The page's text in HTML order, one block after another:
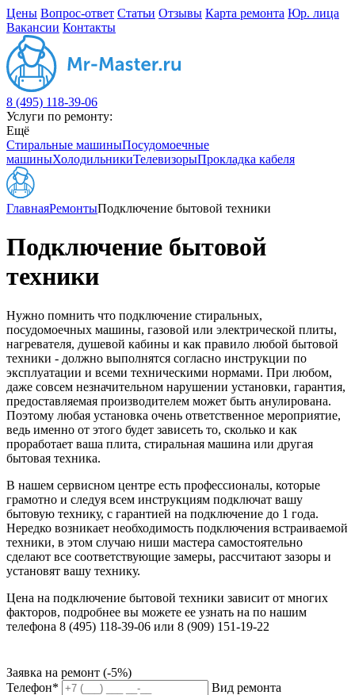
Цены Вопрос-ответ Статьи Отзывы Карта ремонта Юр. лица
Вакансии Контакты
8 (495) 118-39-06
Услуги по ремонту:
Ещё
Стиральные машиныПосудомоечные
машиныХолодильникиТелевизорыПрокладка кабеля
ГлавнаяРемонтыПодключение бытовой техники
Подключение бытовой
техники
Нужно помнить что подключение стиральных,
посудомоечных машины, газовой или электрической плиты,
нагревателя, душевой кабины и как правило любой бытовой
техники - должно выполнятся согласно инструкции по
эксплуатации и всеми техническими нормами. При любом,
даже совсем незначительном нарушении установки, гарантия,
предоставляемая производителем может быть анулирована.
Поэтому любая установка очень ответственное мероприятие,
ведь именно от этого будет зависеть то, сколько и как
проработает ваша плита, стиральная машина или другая
бытовая техника.
В нашем сервисном центре есть профессионалы, которые
грамотно и следуя всем инструкциям подключат вашу
бытовую технику, с гарантией на подключение до 1 года.
Нередко возникает необходимость подключения встраиваемой
техники, в этом случаю ниши мастера самостоятельно
сделают все соответствующие замеры, рассчитают зазоры и
установят вашу технику.
Цена на подключение бытовой техники зависит от многих
факторов, подробнее вы можете ее узнать на по нашим
телефона 8 (495) 118-39-06 или 8 (909) 151-19-22
Заявка на ремонт (-5%)
Телефон*
Вид ремонта